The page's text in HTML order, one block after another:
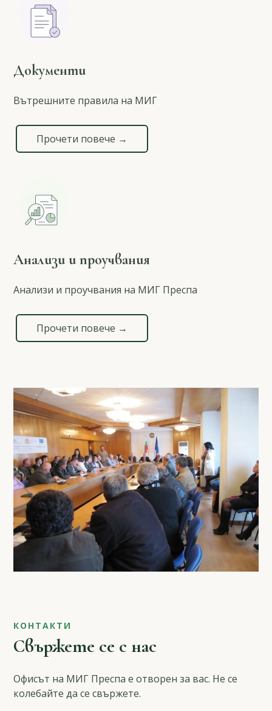
Документи
Вътрешните правила на МИГ
Прочети повече →
Анализи и проучвания
Анализи и проучвания на МИГ Преспа
Прочети повече →
КОНТАКТИ
Свържете се с нас
Офисът на МИГ Преспа е отворен за вас. Не се
колебайте да се свържете.